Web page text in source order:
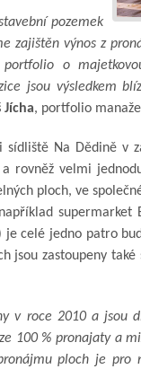
pozemek
zajištěn výnos z
o
jsou výsledkem
Jícha, portfolio
Na Dědině v
rovněž velmi
ploch, ve
celé jedno patro
jsou zastoupeny
v roce 2010 a jsou
100 % pronajaty a
ploch je pro